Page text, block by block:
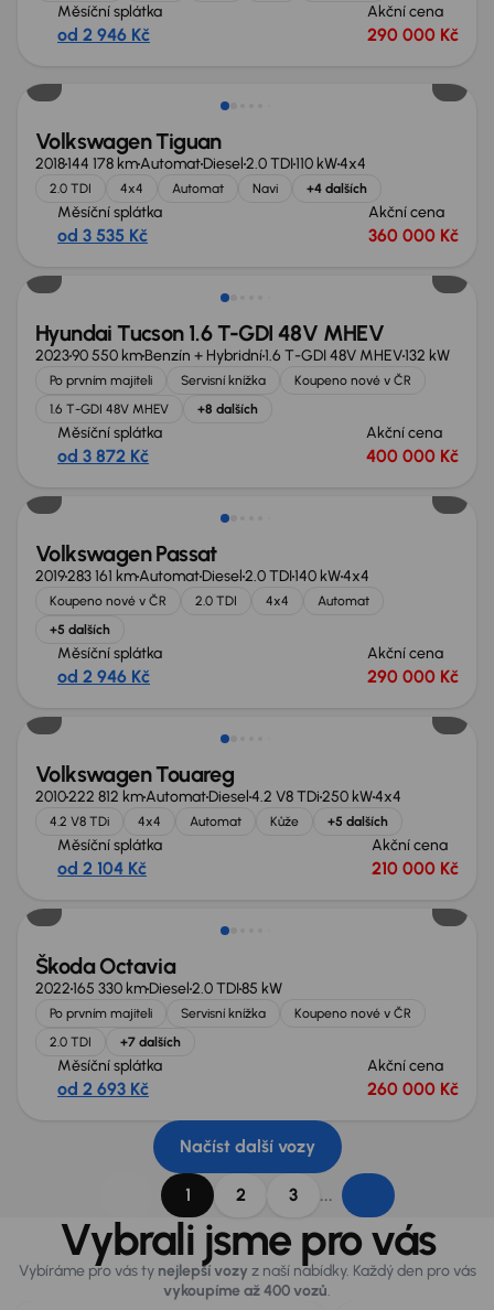
Měsíční splátka
od 2 946 Kč
Akční cena
290 000 Kč
Volkswagen Tiguan
2018144 178 kmAutomatDiesel2.0 TDI110 kW4x4
2.0 TDI 4x4 Automat Navi +4 dalších
Měsíční splátka
od 3 535 Kč
Akční cena
360 000 Kč
Možnost odpočtu DPH
Hyundai Tucson 1.6 T-GDI 48V MHEV
202390 550 kmBenzín + Hybridní1.6 T-GDI 48V MHEV132 kW
Po prvním majiteli Servisní knížka
Koupeno nové v ČR
1.6 T-GDI 48V MHEV
+8 dalších
Měsíční splátka
od 3 872 Kč
Akční cena
400 000 Kč
Volkswagen Passat
2019283 161 kmAutomatDiesel2.0 TDI140 kW4x4
Koupeno nové v ČR 2.0 TDI 4x4
Automat
+5 dalších
Měsíční splátka
od 2 946 Kč
Akční cena
290 000 Kč
Zlevněno o 10 000 Kč
Volkswagen Touareg
2010222 812 kmAutomatDiesel4.2 V8 TDi250 kW4x4
4.2 V8 TDi 4x4 Automat Kůže +5 dalších
Měsíční splátka
od 2 104 Kč
Akční cena
210 000 Kč
Možnost odpočtu DPH
Škoda Octavia
2022165 330 kmDiesel2.0 TDI85 kW
Po prvním majiteli Servisní knížka
Koupeno nové v ČR
2.0 TDI
+7 dalších
Měsíční splátka
od 2 693 Kč
Akční cena
260 000 Kč
Načíst další vozy
1 2 3 ...
Vybrali jsme pro vás
Vybíráme pro vás ty nejlepší vozy z naší nabídky. Každý den pro vás
vykoupíme až 400 vozů.